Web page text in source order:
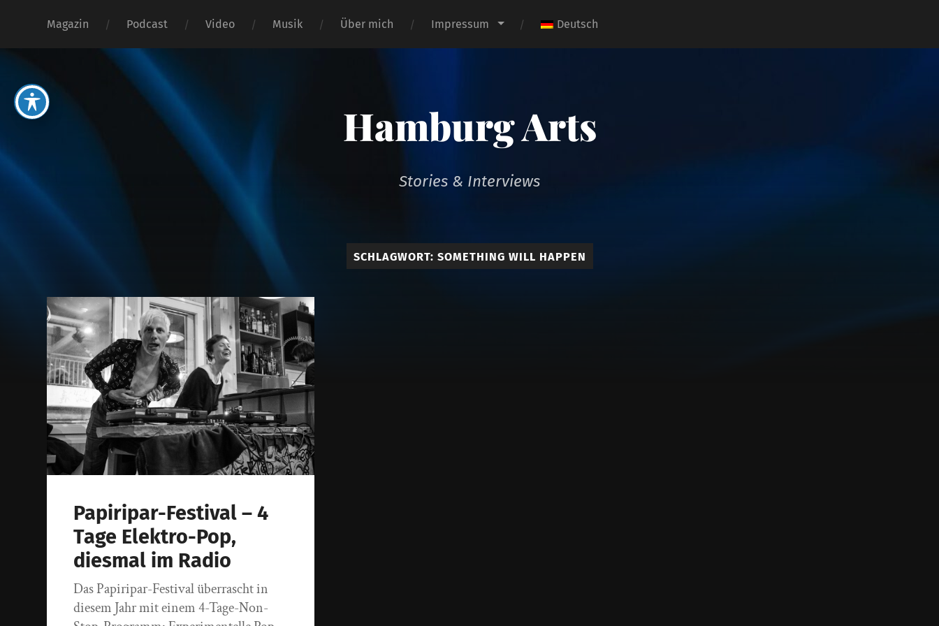
Magazin Podcast Video Musik Über mich Impressum Deutsch
Hamburg Arts
Stories & Interviews
SCHLAGWORT: SOMETHING WILL HAPPEN
Papiripar-Festival – 4
Tage Elektro-Pop,
diesmal im Radio
Das Papiripar-Festival überrascht in
diesem Jahr mit einem 4-Tage-Non-